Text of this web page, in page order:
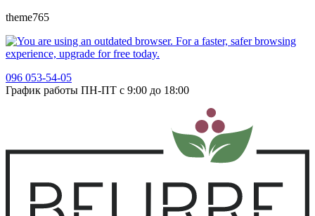
theme765
096 053-54-05
График работы ПН-ПТ с 9:00 до 18:00